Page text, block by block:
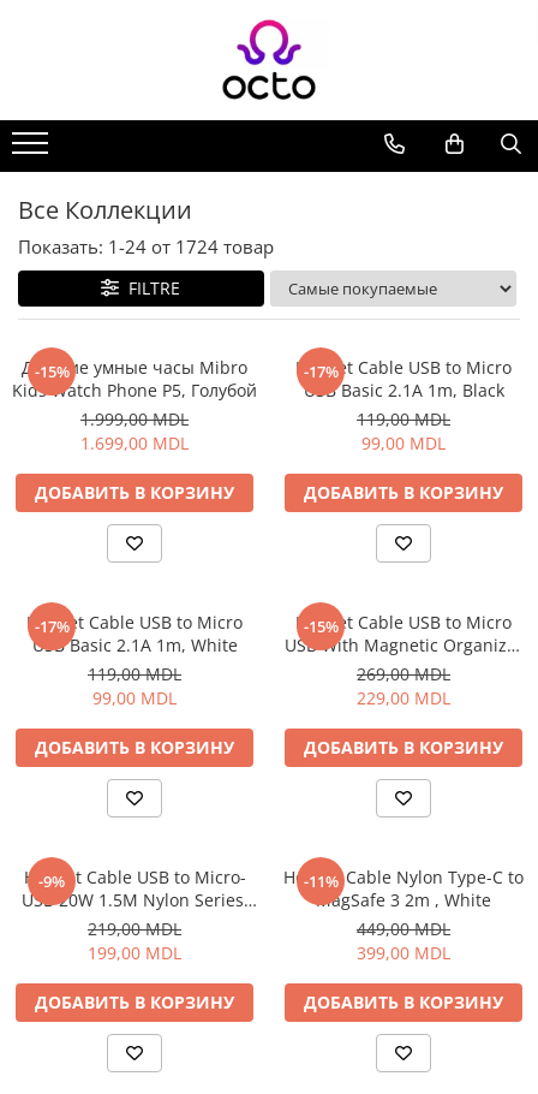
Компьютеры
Настольный ПК
Комплектующие ПК
Хранение данных
Ноутбуки
Аксессуары для Ноутбуков
Планшеты
Планшеты
Дом и Сад
Камеры видеонаблюдения
Освещение
Антибактериальные лампы
Декоративное освещение
Инсектицидные лампы
Автотовары и Автоаксессуары
Аксессуары для Мойки Авто
Зеркала
Инструменты и оборудование
Номер на лобовом стекле
Компрессоры
Портативные пылесосы
Бытовая техника
Все Коллекции
Показать: 1-24 от 1724 товар
FILTRE
-15%
Детские умные часы Mibro
Kids Watch Phone P5, Голубой
1.999,00 MDL
1.699,00 MDL
ДОБАВИТЬ В КОРЗИНУ
-17%
Helmet Cable USB to Micro
USB Basic 2.1A 1m, Black
119,00 MDL
99,00 MDL
ДОБАВИТЬ В КОРЗИНУ
-17%
Helmet Cable USB to Micro
USB Basic 2.1A 1m, White
119,00 MDL
99,00 MDL
ДОБАВИТЬ В КОРЗИНУ
-15%
Helmet Cable USB to Micro
USB With Magnetic Organizer
1m, White
269,00 MDL
229,00 MDL
ДОБАВИТЬ В КОРЗИНУ
-9%
Helmet Cable USB to Micro-
USB 20W 1.5M Nylon Series,
Grey
219,00 MDL
199,00 MDL
ДОБАВИТЬ В КОРЗИНУ
-11%
Helmet Cable Nylon Type-C to
MagSafe 3 2m , White
449,00 MDL
399,00 MDL
ДОБАВИТЬ В КОРЗИНУ